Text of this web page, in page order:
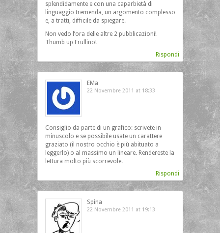
splendidamente e con una caparbietà di
linguaggio tremenda, un argomento complesso
e, a tratti, difficile da spiegare.
Non vedo l’ora delle altre 2 pubblicazioni!
Thumb up Frullino!
Rispondi
EMa
22 Novembre 2011 at 18:33
Consiglio da parte di un grafico: scrivete in
minuscolo e se possibile usate un carattere
graziato (il nostro occhio è più abituato a
leggerlo) o al massimo un lineare. Rendereste la
lettura molto più scorrevole.
Rispondi
Spina
22 Novembre 2011 at 19:13